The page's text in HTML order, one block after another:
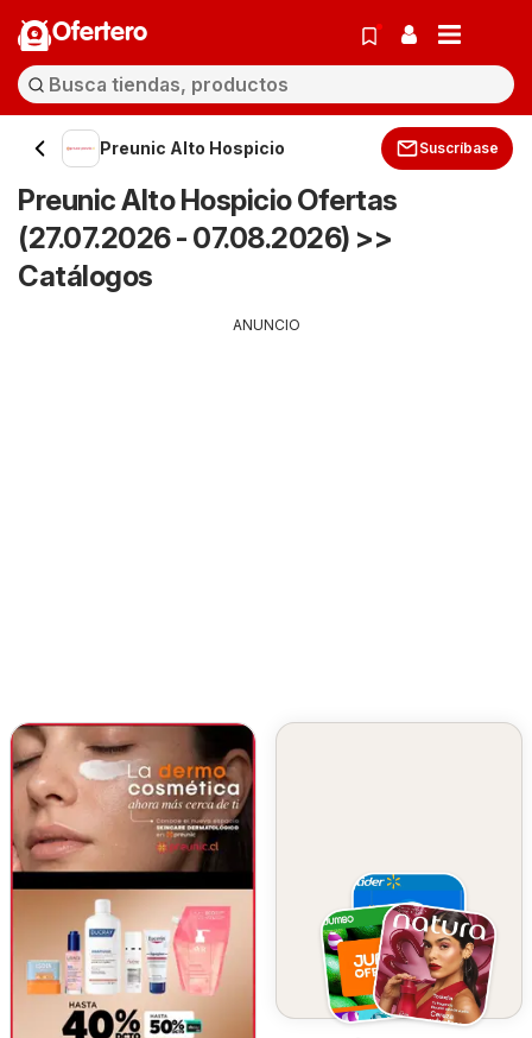
Ofertero
Preunic Alto Hospicio Suscríbase
Preunic Alto Hospicio Ofertas
(27.07.2026 - 07.08.2026) >>
Catálogos
ANUNCIO